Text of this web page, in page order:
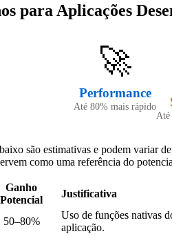
para Aplicações
🚀
Performance
Até 80% mais rápido
Até
são estimativas e podem variar
como uma referência do
Ganho
Potencial
Justificativa
50–80%
Uso de funções nativas
aplicação.